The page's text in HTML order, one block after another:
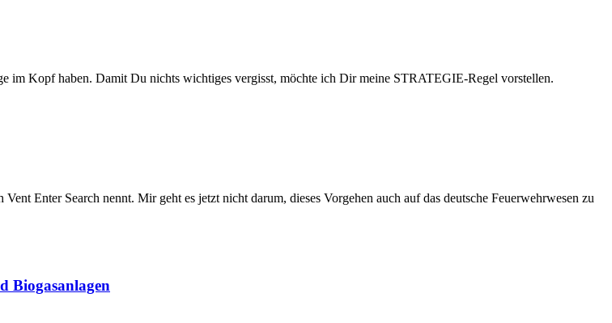
im Kopf haben. Damit Du nichts wichtiges vergisst, möchte ich Dir meine STRATEGIE-Regel vorstellen.
Enter Search nennt. Mir geht es jetzt nicht darum, dieses Vorgehen auch auf das deutsche Feuerwehrwesen zu
Biogasanlagen